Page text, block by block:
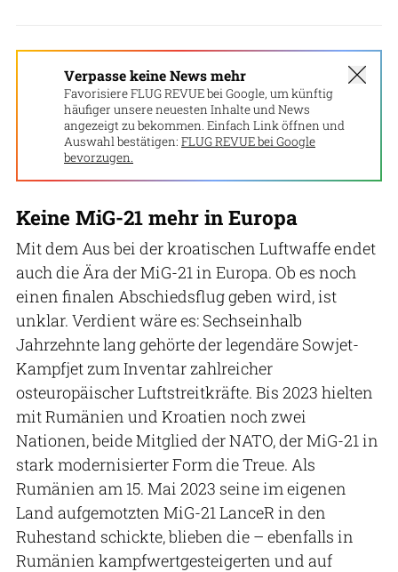
Verpasse keine News mehr
Favorisiere FLUG REVUE bei Google, um künftig
häufiger unsere neuesten Inhalte und News
angezeigt zu bekommen. Einfach Link öffnen und
Auswahl bestätigen: FLUG REVUE bei Google
bevorzugen.
Keine MiG-21 mehr in Europa
Mit dem Aus bei der kroatischen Luftwaffe endet
auch die Ära der MiG-21 in Europa. Ob es noch
einen finalen Abschiedsflug geben wird, ist
unklar. Verdient wäre es: Sechseinhalb
Jahrzehnte lang gehörte der legendäre Sowjet-
Kampfjet zum Inventar zahlreicher
osteuropäischer Luftstreitkräfte. Bis 2023 hielten
mit Rumänien und Kroatien noch zwei
Nationen, beide Mitglied der NATO, der MiG-21 in
stark modernisierter Form die Treue. Als
Rumänien am 15. Mai 2023 seine im eigenen
Land aufgemotzten MiG-21 LanceR in den
Ruhestand schickte, blieben die – ebenfalls in
Rumänien kampfwertgesteigerten und auf